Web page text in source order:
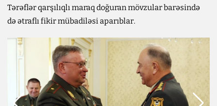
Tərəflər qarşılıqlı maraq doğuran mövzular barəsində
də ətraflı fikir mübadiləsi aparıblar.